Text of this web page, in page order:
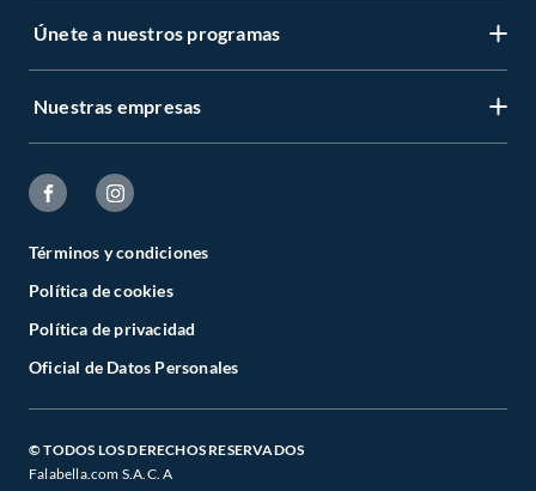
Únete a nuestros programas
Nuestras empresas
Términos y condiciones
Política de cookies
Política de privacidad
Oficial de Datos Personales
© TODOS LOS DERECHOS RESERVADOS
Falabella.com S.A.C. A